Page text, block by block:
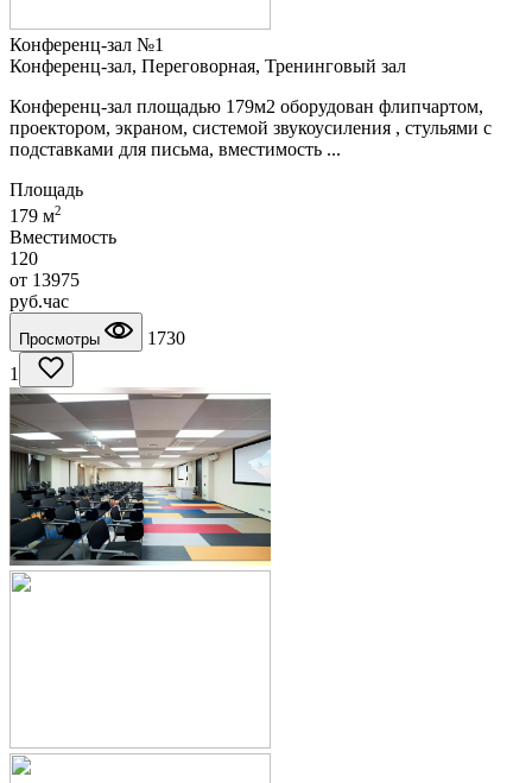
Конференц-зал №1
Конференц-зал, Переговорная, Тренинговый зал
Конференц-зал площадью 179м2 оборудован флипчартом,
проектором, экраном, системой звукоусиления , стульями с
подставками для письма, вместимость ...
Площадь
179 м2
Вместимость
120
от 13975
руб.час
Просмотры
1730
1